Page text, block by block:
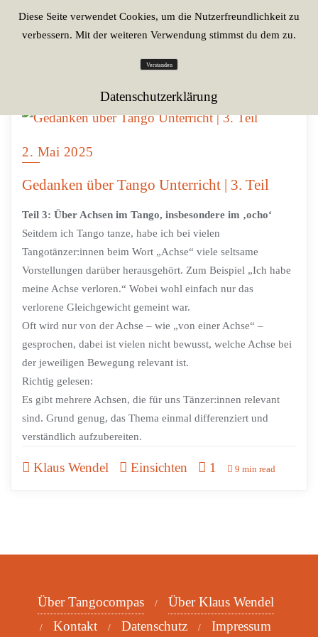
2. Mai 2025
Gedanken über Tango Unterricht | 3. Teil
Teil 3: Über Achsen im Tango, insbesondere im ‚ocho‘
Seitdem ich Tango tanze, habe ich bei vielen
Tangotänzer:innen beim Wort „Achse“ viele seltsame
Vorstellungen darüber herausgehört. Zum Beispiel „Ich habe
meine Achse verloren.“ Wobei wohl einfach nur das
verlorene Gleichgewicht gemeint war.
Oft wird nur von der Achse – wie „von einer Achse“ –
gesprochen, dabei ist vielen nicht bewusst, welche Achse bei
der jeweiligen Bewegung relevant ist.
Richtig gelesen:
Es gibt mehrere Achsen, die für uns Tänzer:innen relevant
sind. Grund genug, das Thema einmal differenziert und
verständlich aufzubereiten.
Klaus Wendel Einsichten 1 9 min read
Über Tangocompas
Über Klaus Wendel
Kontakt
Datenschutz Impressum
Diese Seite verwendet Cookies, um die Nutzerfreundlichkeit zu
verbessern. Mit der weiteren Verwendung stimmst du dem zu.
Verstanden
Datenschutzerklärung